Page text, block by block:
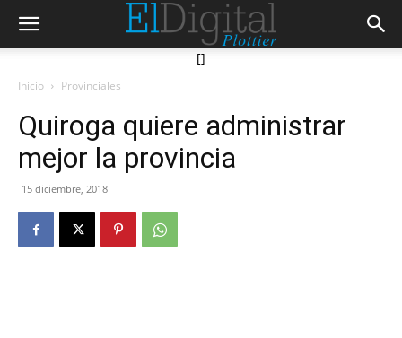
[]
Inicio Provinciales
Quiroga quiere administrar
mejor la provincia
15 diciembre, 2018